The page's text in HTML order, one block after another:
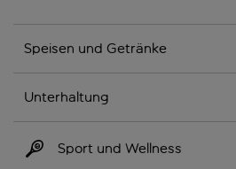
Speisen und Getränke
Unterhaltung
Sport und Wellness